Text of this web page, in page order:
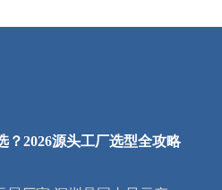
2026源头工厂选型全攻略